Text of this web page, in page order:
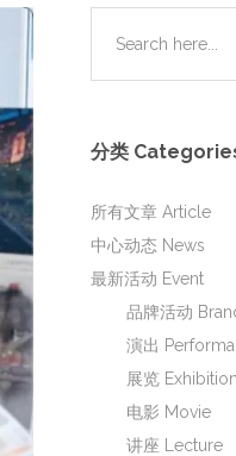
分类
所有文章 Article
中心动态 News
最新活动 Event
品牌活动
演出
展览 Exhibition
电影 Movie
讲座 Lecture